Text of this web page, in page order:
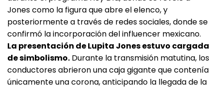
Jones como la figura que abre el elenco, y
posteriormente a través de redes sociales, donde se
confirmó la incorporación del influencer mexicano.
La presentación de Lupita Jones estuvo cargada
de simbolismo. Durante la transmisión matutina, los
conductores abrieron una caja gigante que contenía
únicamente una corona, anticipando la llegada de la